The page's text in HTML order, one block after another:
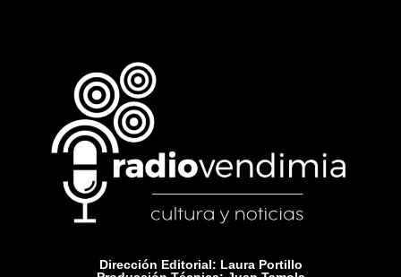
Dirección Editorial: Laura Portillo